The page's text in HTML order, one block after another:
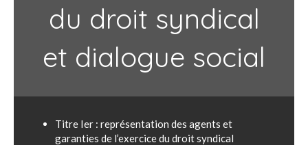
du droit syndical
et dialogue social
Titre Ier : représentation des agents et
garanties de l’exercice du droit syndical